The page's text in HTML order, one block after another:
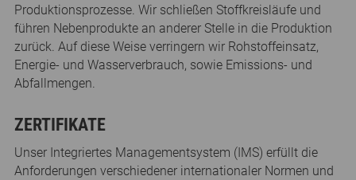
Produktionsprozesse. Wir schließen Stoffkreisläufe und
führen Nebenprodukte an anderer Stelle in die Produktion
zurück. Auf diese Weise verringern wir Rohstoffeinsatz,
Energie- und Wasserverbrauch, sowie Emissions- und
Abfallmengen.
ZERTIFIKATE
Unser Integriertes Managementsystem (IMS) erfüllt die
Anforderungen verschiedener internationaler Normen und